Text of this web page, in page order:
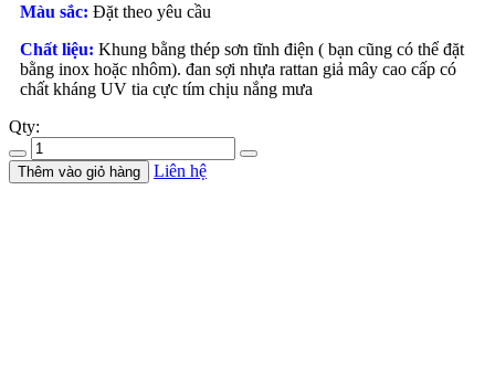
Màu sắc: Đặt theo yêu cầu
Chất liệu: Khung bằng thép sơn tĩnh điện ( bạn cũng có thể đặt
bằng inox hoặc nhôm). đan sợi nhựa rattan giả mây cao cấp có
chất kháng UV tia cực tím chịu nắng mưa
Qty:
Thêm vào giỏ hàng Liên hệ